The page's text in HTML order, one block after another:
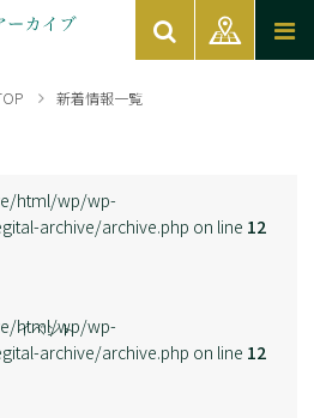
新着情報一覧
html/wp/wp-
archive/archive.php on line 12
イベント
html/wp/wp-
archive/archive.php on line 12